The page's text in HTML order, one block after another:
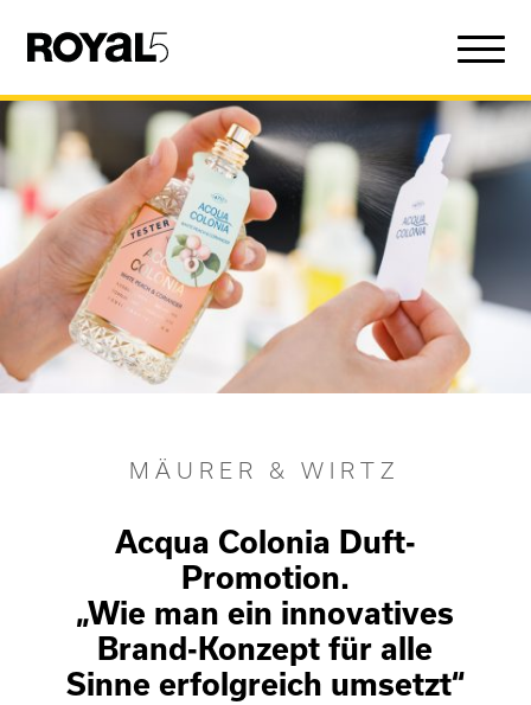
MÄURER & WIRTZ
Acqua Colonia Duft-
Promotion.
„Wie man ein innovatives
Brand-Konzept für alle
Sinne erfolgreich umsetzt“